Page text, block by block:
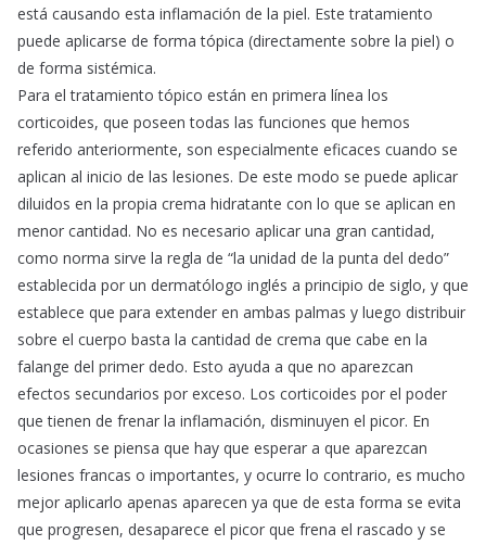
está causando esta inflamación de la piel. Este tratamiento
puede aplicarse de forma tópica (directamente sobre la piel) o
de forma sistémica.
Para el tratamiento tópico están en primera línea los
corticoides, que poseen todas las funciones que hemos
referido anteriormente, son especialmente eficaces cuando se
aplican al inicio de las lesiones. De este modo se puede aplicar
diluidos en la propia crema hidratante con lo que se aplican en
menor cantidad. No es necesario aplicar una gran cantidad,
como norma sirve la regla de “la unidad de la punta del dedo”
establecida por un dermatólogo inglés a principio de siglo, y que
establece que para extender en ambas palmas y luego distribuir
sobre el cuerpo basta la cantidad de crema que cabe en la
falange del primer dedo. Esto ayuda a que no aparezcan
efectos secundarios por exceso. Los corticoides por el poder
que tienen de frenar la inflamación, disminuyen el picor. En
ocasiones se piensa que hay que esperar a que aparezcan
lesiones francas o importantes, y ocurre lo contrario, es mucho
mejor aplicarlo apenas aparecen ya que de esta forma se evita
que progresen, desaparece el picor que frena el rascado y se